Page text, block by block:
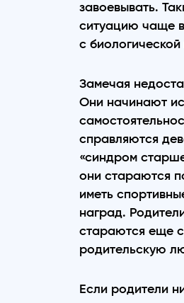
завоевывать.
ситуацию чаще
с
Замечая
Они начинают
справляются
«синдром
они стараются
иметь
наград.
стараются еще
родительскую
Если родители